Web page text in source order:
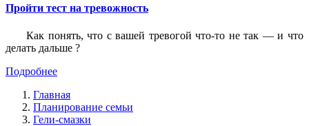
Пройти тест на тревожность
Как понять, что с вашей тревогой что-то не так — и что
делать дальше ?
Подробнее
Главная
Планирование семьи
Гели-смазки